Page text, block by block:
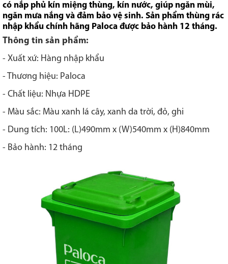
có nắp phủ kín miệng thùng, kín nước, giúp ngăn mùi,
ngăn mưa nắng và đảm bảo vệ sinh. Sản phẩm thùng rác
nhập khẩu chính hãng Paloca được bảo hành 12 tháng.
Thông tin sản phẩm:
- Xuất xứ: Hàng nhập khẩu
- Thương hiệu: Paloca
- Chất liệu: Nhựa HDPE
- Màu sắc: Màu xanh lá cây, xanh da trời, đỏ, ghi
- Dung tích: 100L: (L)490mm x (W)540mm x (H)840mm
- Bảo hành: 12 tháng